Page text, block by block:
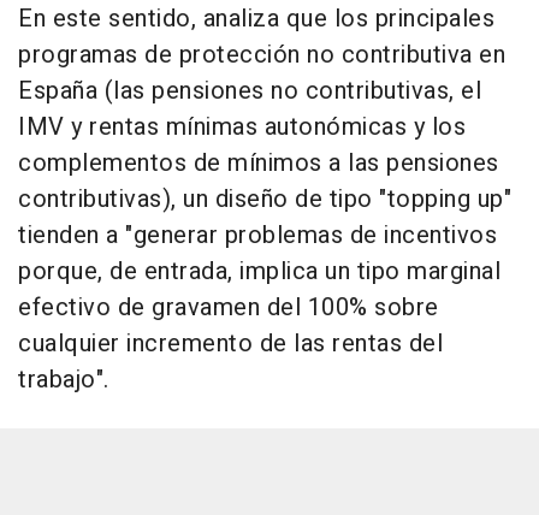
En este sentido, analiza que los principales
programas de protección no contributiva en
España (las pensiones no contributivas, el
IMV y rentas mínimas autonómicas y los
complementos de mínimos a las pensiones
contributivas), un diseño de tipo "topping up"
tienden a "generar problemas de incentivos
porque, de entrada, implica un tipo marginal
efectivo de gravamen del 100% sobre
cualquier incremento de las rentas del
trabajo".